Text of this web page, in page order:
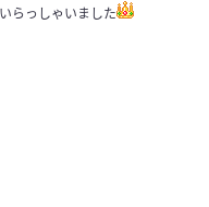
らっしゃいました